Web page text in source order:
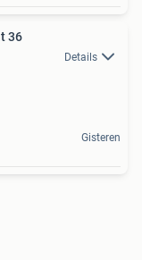
36
Details
Gisteren